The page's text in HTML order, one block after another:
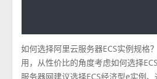
如何选择阿里云服务器ECS实例规格
用，从性价比的角度考虑如何选择
服务器网建议选择ECS经济型e实例